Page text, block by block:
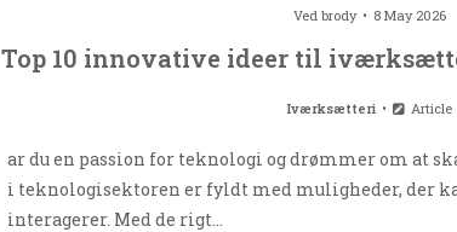
Ved brody 8 May 2026
Top 10 innovative ideer til
Iværksætteri Article
ar du en passion for teknologi og drømmer om at
i teknologisektoren er fyldt med muligheder, der
interagerer. Med de rigt…